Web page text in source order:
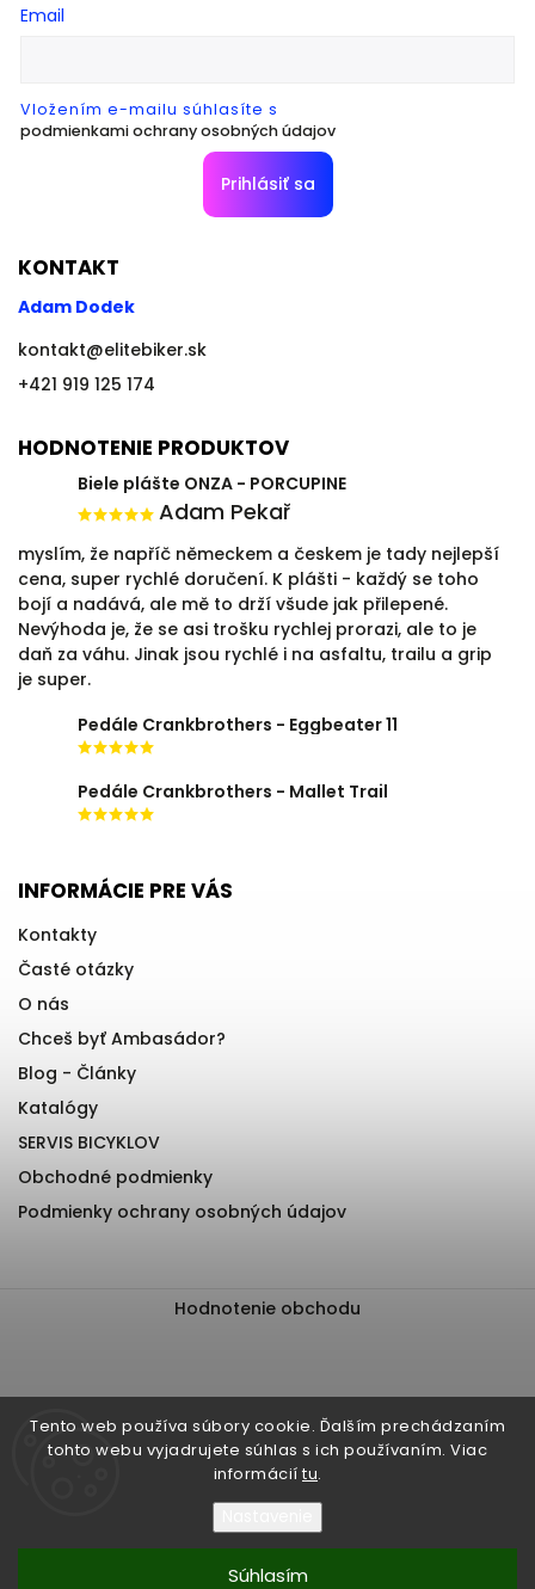
Tento web používa súbory cookie. Ďalším prechádzaním
tohto webu vyjadrujete súhlas s ich používaním. Viac
informácií tu.
Súhlasím
Email
Vložením e-mailu súhlasíte s
podmienkami ochrany osobných údajov
Prihlásiť sa
KONTAKT
Adam Dodek
kontakt@elitebiker.sk
+421 919 125 174
HODNOTENIE PRODUKTOV
Biele plášte ONZA - PORCUPINE
Adam Pekař
myslím, že napříč německem a českem je tady nejlepší
cena, super rychlé doručení. K plášti - každý se toho
bojí a nadává, ale mě to drží všude jak přilepené.
Nevýhoda je, že se asi trošku rychlej prorazi, ale to je
daň za váhu. Jinak jsou rychlé i na asfaltu, trailu a grip
je super.
Pedále Crankbrothers - Eggbeater 11
Pedále Crankbrothers - Mallet Trail
INFORMÁCIE PRE VÁS
Kontakty
Časté otázky
O nás
Chceš byť Ambasádor?
Blog - Články
Katalógy
SERVIS BICYKLOV
Obchodné podmienky
Podmienky ochrany osobných údajov
Hodnotenie obchodu